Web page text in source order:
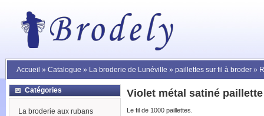
Accueil » Catalogue » La broderie de Lunéville » paillettes sur fil à broder »
Violet métal satiné
Le fil de 1000 paillettes.
Catégories
La broderie aux rubans